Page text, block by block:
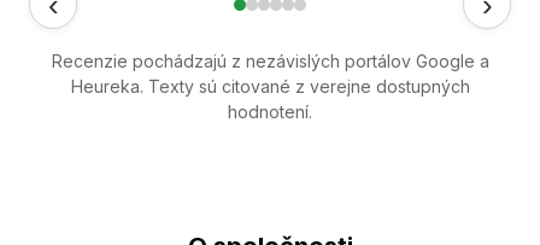
Recenzie pochádzajú z nezávislých portálov Google a
Heureka. Texty sú citované z verejne dostupných
hodnotení.